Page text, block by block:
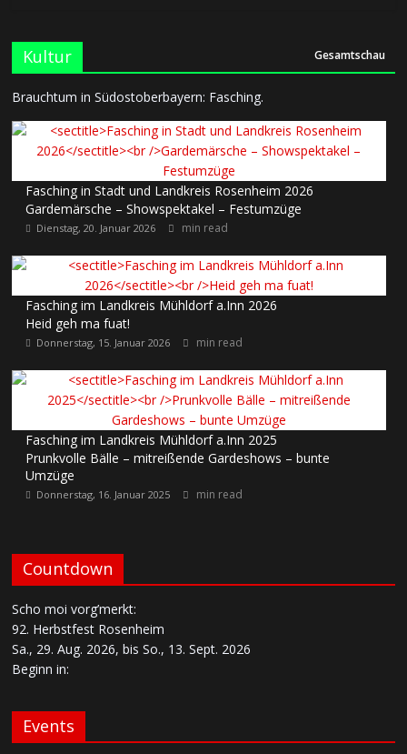
Kultur Gesamtschau
Brauchtum in Südostoberbayern: Fasching.
Fasching in Stadt und Landkreis Rosenheim 2026
Gardemärsche – Showspektakel – Festumzüge
Dienstag, 20. Januar 2026 min read
Fasching im Landkreis Mühldorf a.Inn 2026
Heid geh ma fuat!
Donnerstag, 15. Januar 2026 min read
Fasching im Landkreis Mühldorf a.Inn 2025
Prunkvolle Bälle – mitreißende Gardeshows – bunte
Umzüge
Donnerstag, 16. Januar 2025 min read
Countdown
Scho moi vorg’merkt:
92. Herbstfest Rosenheim
Sa., 29. Aug. 2026, bis So., 13. Sept. 2026
Beginn in:
Events